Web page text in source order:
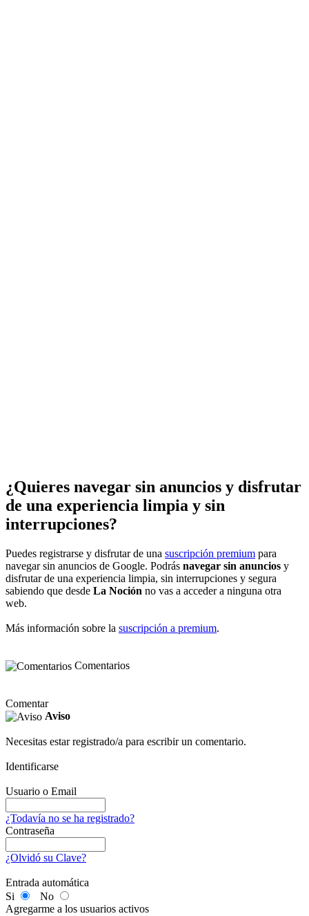
¿Quieres navegar sin anuncios y disfrutar
de una experiencia limpia y sin
interrupciones?
Puedes registrarse y disfrutar de una suscripción premium para
navegar sin anuncios de Google. Podrás navegar sin anuncios y
disfrutar de una experiencia limpia, sin interrupciones y segura
sabiendo que desde La Noción no vas a acceder a ninguna otra
web.
Más información sobre la suscripción a premium.
Comentarios
Comentar
Aviso
Necesitas estar registrado/a para escribir un comentario.
Identificarse
Usuario o Email
¿Todavía no se ha registrado?
Contraseña
¿Olvidó su Clave?
Entrada automática
Si
No
Agregarme a los usuarios activos